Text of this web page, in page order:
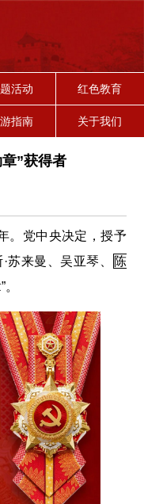
活动 红色教育
指南 关于我们
”获得者
。党中央决定，授予
苏来曼、吴亚琴、
陈